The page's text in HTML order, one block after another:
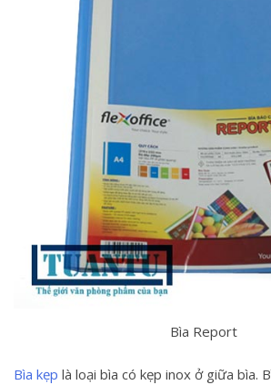
Bìa Report
Bìa kẹp là loại bìa có kẹp inox ở giữa bìa.